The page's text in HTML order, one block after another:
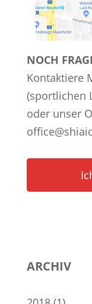
NOCH
Kontaktiere
(sportlichen
oder unser
ARCHIV